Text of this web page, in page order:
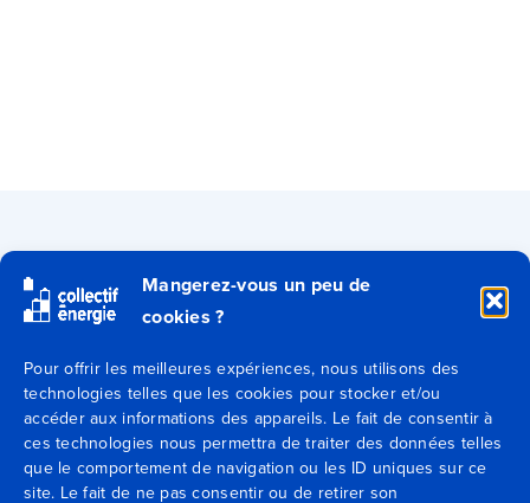
Mangerez-vous un peu de
cookies ?
Pour offrir les meilleures expériences, nous utilisons des
technologies telles que les cookies pour stocker et/ou
accéder aux informations des appareils. Le fait de consentir à
ces technologies nous permettra de traiter des données telles
que le comportement de navigation ou les ID uniques sur ce
site. Le fait de ne pas consentir ou de retirer son
Secteurs
Expertises
Blog